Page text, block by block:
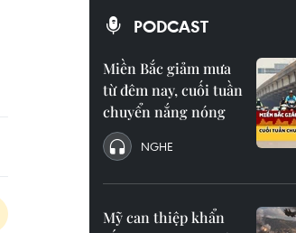
PODCAST
Miền Bắc giảm mưa
từ đêm nay, cuối tuần
chuyển nắng nóng
NGHE
Mỹ can thiệp khẩn